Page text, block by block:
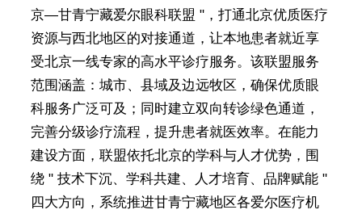
京—甘青宁藏爱尔眼科联盟 "，打通北京优质医疗
资源与西北地区的对接通道，让本地患者就近享
受北京一线专家的高水平诊疗服务。该联盟服务
范围涵盖：城市、县域及边远牧区，确保优质眼
科服务广泛可及；同时建立双向转诊绿色通道，
完善分级诊疗流程，提升患者就医效率。在能力
建设方面，联盟依托北京的学科与人才优势，围
绕 " 技术下沉、学科共建、人才培育、品牌赋能 "
四大方向，系统推进甘青宁藏地区各爱尔医疗机